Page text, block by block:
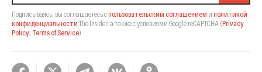
Подписываясь, вы соглашаетесь спользовательским соглашением и политикой
конфиденциальности The Insider, а также с условиями Google reCAPTCHA (Privacy
Policy, Terms of Service).